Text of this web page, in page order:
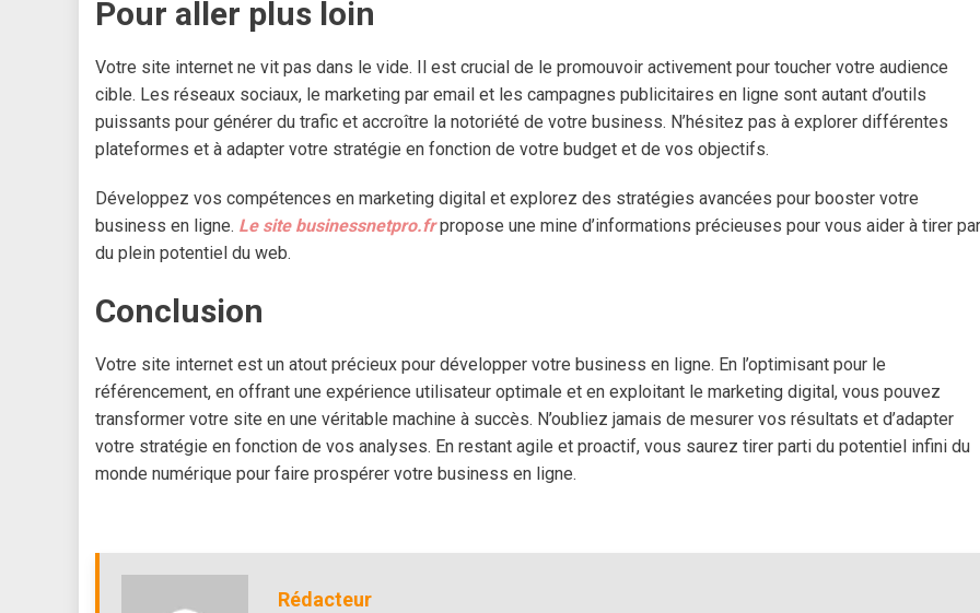
Pour aller plus loin
Votre site internet ne vit pas dans le vide. Il est crucial de le promouvoir activement pour toucher votre audience
cible. Les réseaux sociaux, le marketing par email et les campagnes publicitaires en ligne sont autant d’outils
puissants pour générer du trafic et accroître la notoriété de votre business. N’hésitez pas à explorer différentes
plateformes et à adapter votre stratégie en fonction de votre budget et de vos objectifs.
Développez vos compétences en marketing digital et explorez des stratégies avancées pour booster votre
business en ligne. Le site businessnetpro.frpropose une mine d’informations précieuses pour vous aider à tirer
du plein potentiel du web.
Conclusion
Votre site internet est un atout précieux pour développer votre business en ligne. En l’optimisant pour le
référencement, en offrant une expérience utilisateur optimale et en exploitant le marketing digital, vous pouvez
transformer votre site en une véritable machine à succès. N’oubliez jamais de mesurer vos résultats et d’adapter
votre stratégie en fonction de vos analyses. En restant agile et proactif, vous saurez tirer parti du potentiel infini du
monde numérique pour faire prospérer votre business en ligne.
Rédacteur